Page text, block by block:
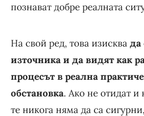
познават добре реалната
На свой ред, това изисквада
източника и да видят как
процесът в реална
обстановка. Ако не отидат и
те никога няма да са